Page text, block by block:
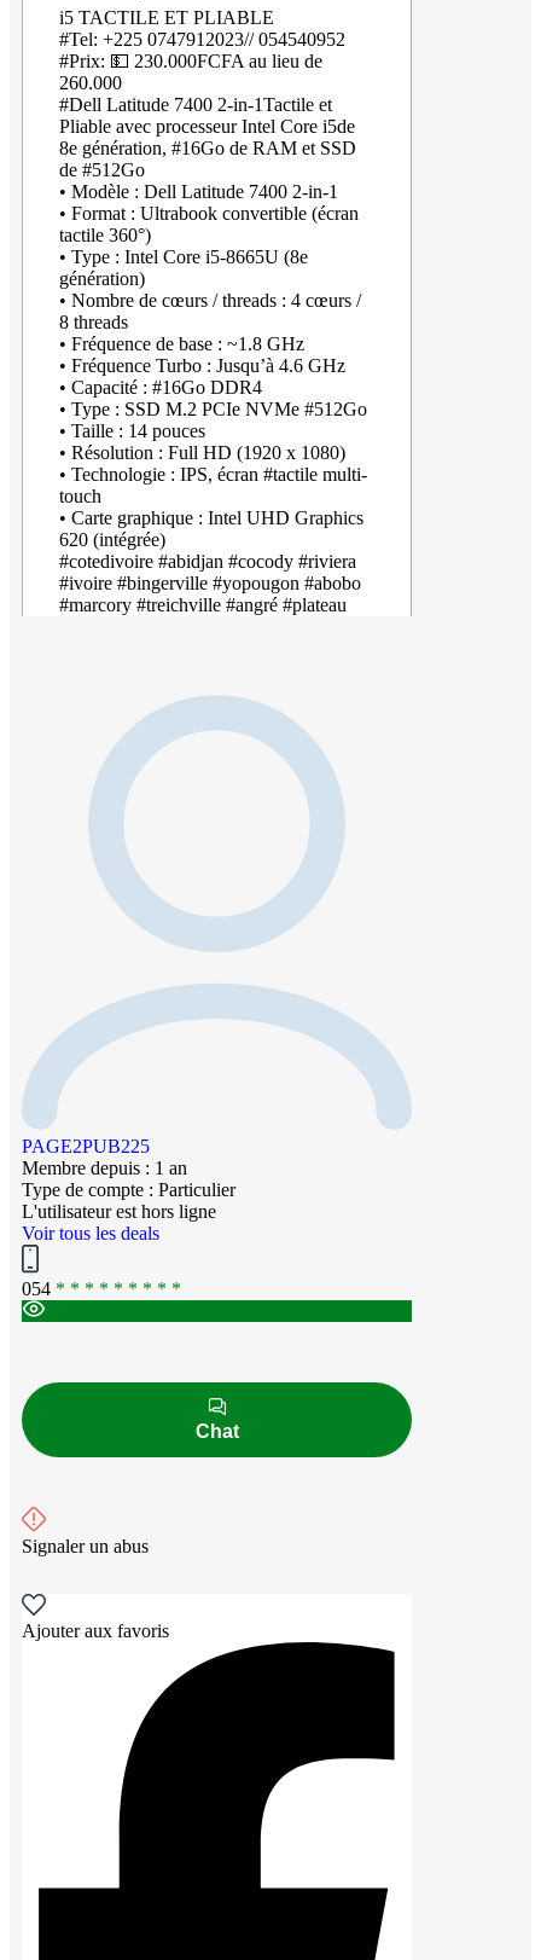
i5 TACTILE ET PLIABLE
#Tel: +225 0747912023// 054540952
#Prix: 💵 230.000FCFA au lieu de
260.000
#Dell Latitude 7400 2-in-1Tactile et
Pliable avec processeur Intel Core i5de
8e génération, #16Go de RAM et SSD
de #512Go
• Modèle : Dell Latitude 7400 2-in-1
• Format : Ultrabook convertible (écran
tactile 360°)
• Type : Intel Core i5-8665U (8e
génération)
• Nombre de cœurs / threads : 4 cœurs /
8 threads
• Fréquence de base : ~1.8 GHz
• Fréquence Turbo : Jusqu’à 4.6 GHz
• Capacité : #16Go DDR4
• Type : SSD M.2 PCIe NVMe #512Go
• Taille : 14 pouces
• Résolution : Full HD (1920 x 1080)
• Technologie : IPS, écran #tactile multi-
touch
• Carte graphique : Intel UHD Graphics
620 (intégrée)
#cotedivoire #abidjan #cocody #riviera
#ivoire #bingerville #yopougon #abobo
#marcory #treichville #angré #plateau
PAGE2PUB225
Membre depuis : 1 an
Type de compte : Particulier
L'utilisateur est hors ligne
Voir tous les deals
054 * * * * * * * * *
Chat
Signaler un abus
Ajouter aux favoris